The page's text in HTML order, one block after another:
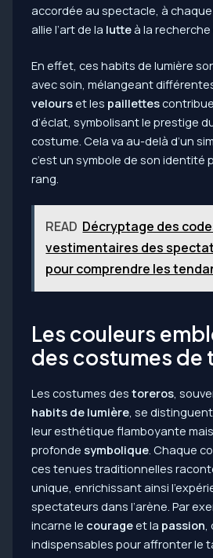
accordée au spectacle, à chaque
allie l’art de la lutteà la recherche
En effet, ces habits de lumière
avec soin, mélangeant
velourset les paillettes
d’éclat, symbolisant le prestige
costume. Cela va au-delà d’un
c’est un symbole de son identité
rang.
READ Décryptage des
vestimentaires des
pour comprendre les
Les couleurs
des costumes de
Les costumes des toreros,
habits de lumière, se
leur esthétique flamboyante
profonde symbolique. Chaque
ces tenues traditionnelles
unique, enrichissant ainsi
spectateurs dans l’arène. Par
incarne le courageet la passion
indispensables pour affronter le